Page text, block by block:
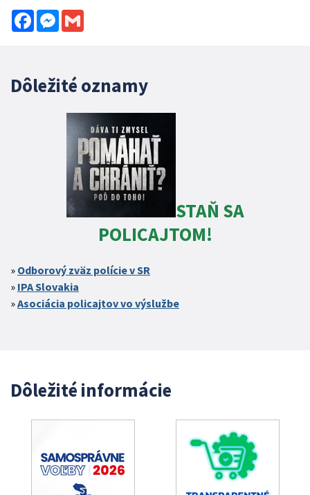
FacebookMessenger
Dôležité oznamy
STAŇ SA
POLICAJTOM!
Odborový zväz polície v SR
IPA Slovakia
Asociácia policajtov vo výslužbe
Dôležité informácie